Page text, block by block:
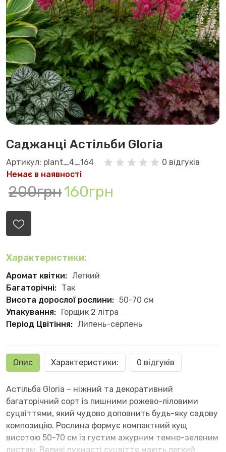
Саджанці Астільби Gloria
Артикул: plant_4_164
0 відгуків
Немає в наявності
200грн160грн
Характеристики:
Аромат квітки: Легкий
Багаторічні: Так
Висота дорослої рослини: 50-70 см
Упакування: Горщик 2 літра
Період Цвітіння: Липень-серпень
Опис Характеристики: 0 відгуків
Астільба Gloria – ніжний та декоративний
багаторічний сорт із пишними рожево-ліловими
суцвіттями, який чудово доповнить будь-яку садову
композицію. Рослина формує компактний кущ
висотою 50-70 см із густим ажурним темно-зеленим
листям. Великі пухнасті суцвіття мають легкий